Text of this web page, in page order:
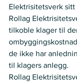
Elektrisitetsverk
Rollag
tilkoble klager til
de ikke har
til klagers anlegg.
Rollag